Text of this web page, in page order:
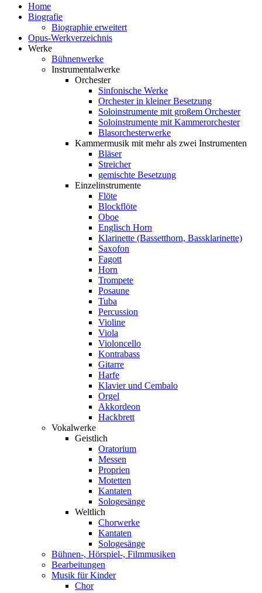
Home
Biografie
Biographie erweitert
Opus-Werkverzeichnis
Werke
Bühnenwerke
Instrumentalwerke
Orchester
Sinfonische Werke
Orchester in kleiner Besetzung
Soloinstrumente mit großem Orchester
Soloinstrumente mit Kammerorchester
Blasorchesterwerke
Kammermusik mit mehr als zwei Instrumenten
Bläser
Streicher
gemischte Besetzung
Einzelinstrumente
Flöte
Blockflöte
Oboe
Englisch Horn
Klarinette (Bassetthorn, Bassklarinette)
Saxofon
Fagott
Horn
Trompete
Posaune
Tuba
Percussion
Violine
Viola
Violoncello
Kontrabass
Gitarre
Harfe
Klavier und Cembalo
Orgel
Akkordeon
Hackbrett
Vokalwerke
Geistlich
Oratorium
Messen
Proprien
Motetten
Kantaten
Sologesänge
Weltlich
Chorwerke
Kantaten
Sologesänge
Bühnen-, Hörspiel-, Filmmusiken
Bearbeitungen
Musik für Kinder
Chor